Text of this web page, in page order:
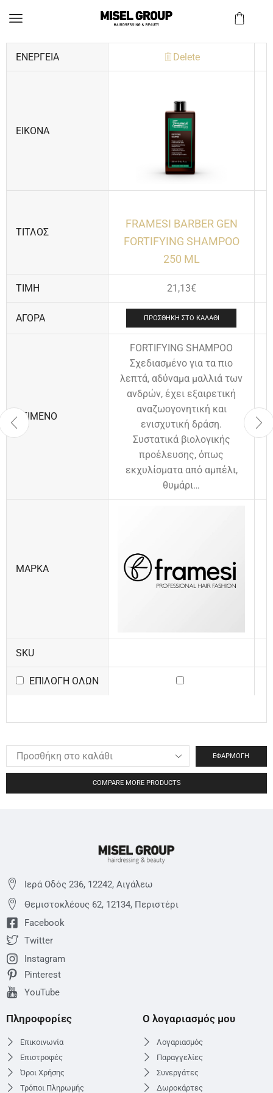
ΕΝΈΡΓΕΙΑ Delete
ΕΙΚΌΝΑ
ΤΊΤΛΟΣ
FRAMESI BARBER GEN
FORTIFYING SHAMPOO
250 ML
ΤΙΜΉ 21,13€
ΑΓΟΡΆ ΠΡΟΣΘΉΚΗ ΣΤΟ ΚΑΛΆΘΙ
ΚΕΊΜΕΝΟ
FORTIFYING SHAMPOO
Σχεδιασμένο για τα πιο
λεπτά, αδύναμα μαλλιά των
ανδρών, έχει εξαιρετική
αναζωογονητική και
ενισχυτική δράση.
Συστατικά βιολογικής
προέλευσης, όπως
εκχυλίσματα από αμπέλι,
θυμάρι…
ΜΆΡΚΑ
SKU
ΕΠΙΛΟΓΉ ΌΛΩΝ
ΕΦΑΡΜΟΓΉ
COMPARE MORE PRODUCTS
Ιερά Οδός 236, 12242, Αιγάλεω
Θεμιστoκλέους 62, 12134, Περιστέρι
Facebook
Twitter
Instagram
Pinterest
YouTube
Πληροφορίες
Επικοινωνία
Επιστροφές
Όροι Χρήσης
Τρόποι Πληρωμής
Ο λογαριασμός μου
Λογαριασμός
Παραγγελίες
Συνεργάτες
Δωροκάρτες